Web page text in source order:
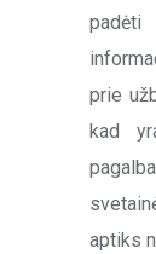
padėti
prie
kad
aptiks